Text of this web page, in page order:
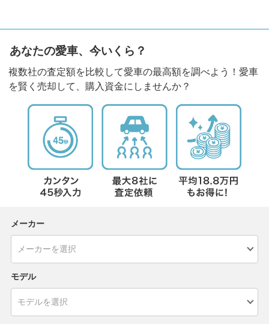
あなたの愛車、今いくら？
複数社の査定額を比較して愛車の最高額を調べよう！愛車
を賢く売却して、購入資金にしませんか？
メーカー
モデル